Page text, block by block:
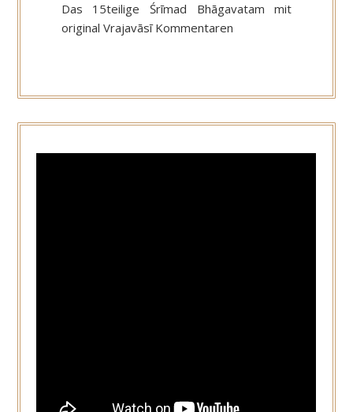
Das 15teilige Śrīmad Bhāgavatam mit
original Vrajavāsī Kommentaren